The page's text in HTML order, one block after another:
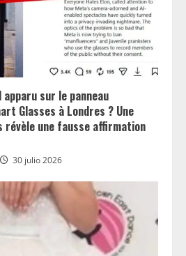
sur le panneau
Glasses à Londres ? Une
une fausse affirmation
30 julio 2026